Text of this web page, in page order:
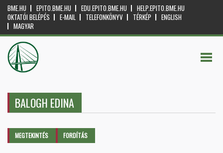
BME.HU EPITO.BME.HU EDU.EPITO.BME.HU
HELP.EPITO.BME.HU
OKTATÓI BELÉPÉS
E-MAIL TELEFONKÖNYV TÉRKÉP
ENGLISH
MAGYAR
BALOGH EDINA
Elsődleges fülek
MEGTEKINTÉS (AKTÍVFORDÍTÁS